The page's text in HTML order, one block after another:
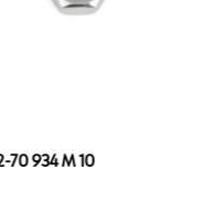
MATICA A2-70 934 M 10